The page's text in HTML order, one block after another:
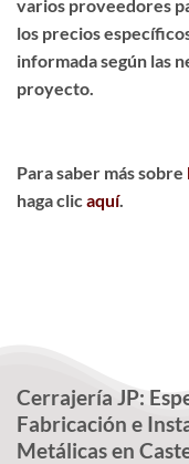
varios proveedores
los precios
informada según las
proyecto.
Para saber más sobre
haga clicaquí.
Cerrajería JP:
Fabricación e
Metálicas en